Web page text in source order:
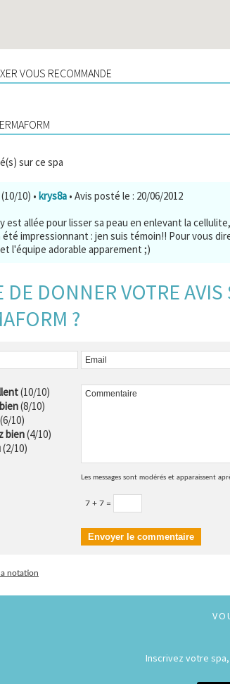
VOUS RECOMMANDE
sur ce spa
(10/10) • krys8a • Avis posté le : 20/06/2012
est allée pour lisser sa peau en enlevant la
impressionnant : jen suis témoin!! Pour vous
l'équipe adorable apparement ;)
DE DONNER VOTRE AVIS
?
(10/10)
(8/10)
(6/10)
bien(4/10)
(2/10)
Les messages sont modérés et apparaissent
7 + 7 =
notation
Inscrivez votre